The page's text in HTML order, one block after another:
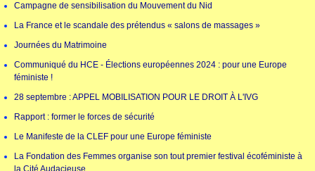
Campagne de sensibilisation du Mouvement du Nid
La France et le scandale des prétendus « salons de massages »
Journées du Matrimoine
Communiqué du HCE - Élections européennes 2024 : pour une Europe
féministe !
28 septembre : APPEL MOBILISATION POUR LE DROIT À L'IVG
Rapport : former le forces de sécurité
Le Manifeste de la CLEF pour une Europe féministe
La Fondation des Femmes organise son tout premier festival écoféministe à
la Cité Audacieuse